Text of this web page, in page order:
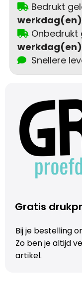
Bedrukt
werkdag(en)
Onbedrukt
werkdag(en)
Snellere
Gratis
Bij je bestelling
Zo ben je altijd
artikel.